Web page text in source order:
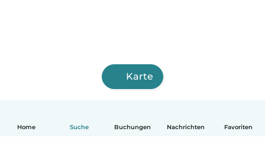
Home Suche Buchungen Nachrichten Favoriten
Karte